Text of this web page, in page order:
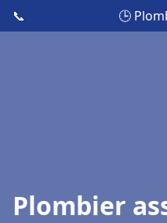
📞 🕒
Plombier